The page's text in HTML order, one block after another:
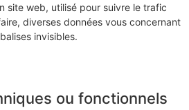
site web, utilisé pour suivre le trafic
diverses données vous concernant
invisibles.
ou fonctionnels